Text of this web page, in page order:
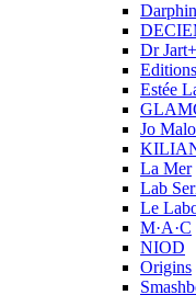
Dr Jart+
Estée
Jo
La Mer
Lab
Le
M·A·C
NIOD
Origins